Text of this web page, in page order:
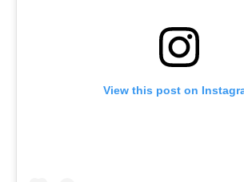
View this post on